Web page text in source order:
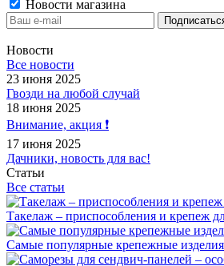
Новости магазина
Новости
Все новости
23 июня 2025
Гвозди на любой случай
18 июня 2025
Внимание, акция ❗️
17 июня 2025
Дачники, новость для вас!
Статьи
Все статьи
Такелаж – приспособления и крепеж
Самые популярные крепежные изделия